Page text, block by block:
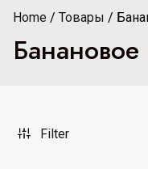
Home Товары
Filter